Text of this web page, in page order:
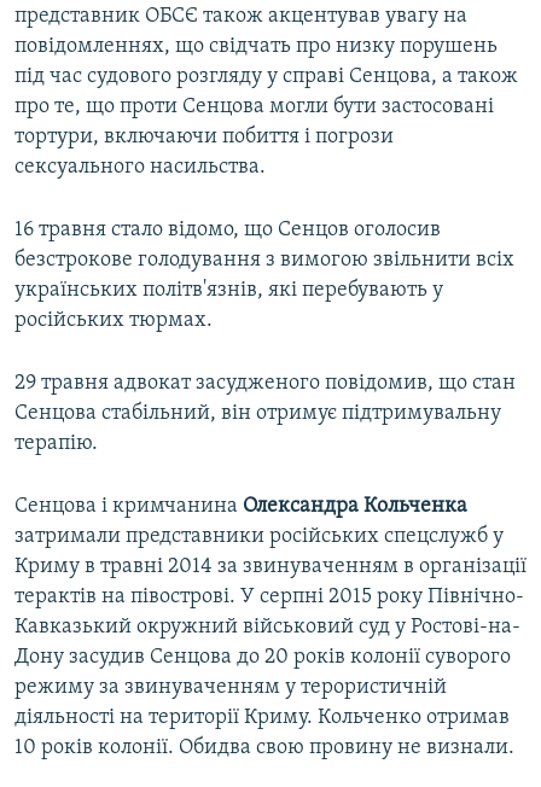
представник ОБСЄ також акцентував увагу на
повідомленнях, що свідчать про низку порушень
під час судового розгляду у справі Сенцова, а також
про те, що проти Сенцова могли бути застосовані
тортури, включаючи побиття і погрози
сексуального насильства.
16 травня стало відомо, що Сенцов оголосив
безстрокове голодування з вимогою звільнити всіх
українських політв'язнів, які перебувають у
російських тюрмах.
29 травня адвокат засудженого повідомив, що стан
Сенцова стабільний, він отримує підтримувальну
терапію.
Сенцова і кримчанина Олександра Кольченка
затримали представники російських спецслужб у
Криму в травні 2014 за звинуваченням в організації
терактів на півострові. У серпні 2015 року Північно-
Кавказький окружний військовий суд у Ростові-на-
Дону засудив Сенцова до 20 років колонії суворого
режиму за звинуваченням у терористичній
діяльності на території Криму. Кольченко отримав
10 років колонії. Обидва свою провину не визнали.